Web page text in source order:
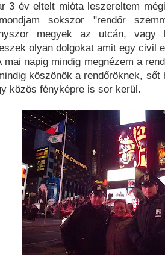
3 év eltelt mióta leszereltem
sokszor "rendőr
megyek az utcán, vagy
olyan dolgokat amit egy civil
mai napig mindig megnézem a
köszönök a rendőröknek, sőt
közös fényképre is sor kerül.